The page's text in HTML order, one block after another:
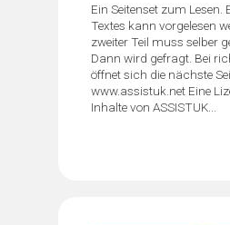
Ein Seitenset zum Lesen.
Textes kann vorgelesen
zweiter Teil muss selber
Dann wird gefragt. Bei
öffnet sich die nächste
www.assistuk.net Eine
Inhalte von ASSISTUK...